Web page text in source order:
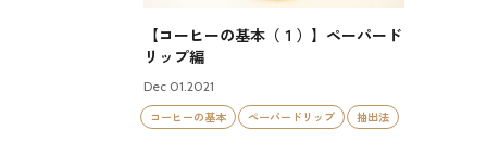
【コーヒーの基本（１）】ペーパード
リップ編
Dec 01.2021
コーヒーの基本
ペーパードリップ 抽出法